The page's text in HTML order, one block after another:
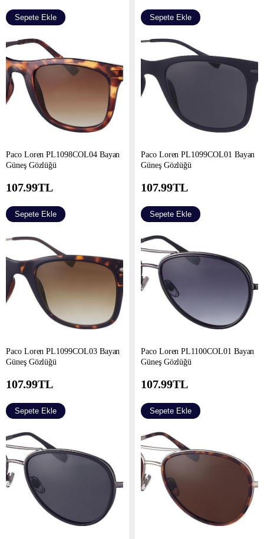
Sepete Ekle Sepete Ekle
Paco Loren PL1098COL04 Bayan
Güneş Gözlüğü
107.99TL
Sepete Ekle
Paco Loren PL1099COL01 Bayan
Güneş Gözlüğü
107.99TL
Sepete Ekle
Paco Loren PL1099COL03 Bayan
Güneş Gözlüğü
107.99TL
Sepete Ekle
Paco Loren PL1100COL01 Bayan
Güneş Gözlüğü
107.99TL
Sepete Ekle